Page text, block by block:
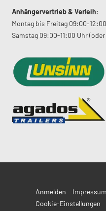
Anhängervertrieb & Verleih:
Montag bis Freitag 09:00-
Samstag 09:00-11:00 Uhr
Anmelden Impressum
Cookie-Einstellungen